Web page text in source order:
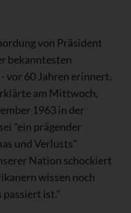
von Präsident
bekanntesten
vor 60 Jahren erinnert.
am Mittwoch,
1963 in der
"ein prägender
und Verlusts"
Nation schockiert
wissen noch
passiert ist."